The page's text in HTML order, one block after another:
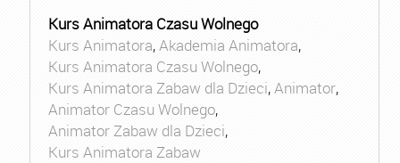
Kurs Animatora Czasu Wolnego
Kurs Animatora,Akademia Animatora,
Kurs Animatora Czasu Wolnego,
Kurs Animatora Zabaw dla Dzieci,Animator,
Animator Czasu Wolnego,
Animator Zabaw dla Dzieci,
Kurs Animatora Zabaw